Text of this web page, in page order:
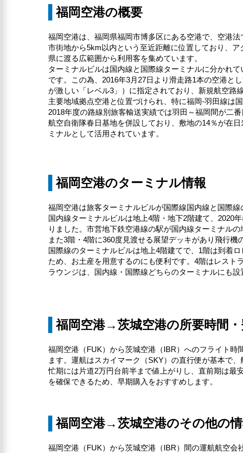
福岡空港の概要
福岡空港は、福岡県福岡市博多区にある空港で、空港
市街地から5km以内という至近距離に位置しており、
県に渡る広範囲から利用客を集めています。
ターミナルビルは国内線と国際線ターミナルに分かれ
です。この為、2016年3月27日より滑走路1本の空港と
が激しい「レベル3」）に指定されており、新規航空路
主要地域拠点空港と位置づけられ、特に福岡-羽田線は
2018年度の路線別旅客輸送実績では羽田～福岡間が二
航空自衛隊春日基地を併設しており、敷地の14％が在
ミナルとして活用されています。
福岡空港のターミナル情報
福岡空港は旅客ターミナルビルが国際線国内線と国際
国内線ターミナルビルは地上4階・地下2階建て、2020
りました。市営地下鉄空港線の駅が国内線ターミナル
また3階・4階に360度見渡せる展望デッキがあり飛行
国際線のターミナルビルは地上4階建てで、1階は到着
ため、お土産を用意するのにも便利です。4階はレスト
ラウンジは、国内線・国際線どちらのターミナルにも設
福岡空港→茨城空港の所要時間・
福岡空港（FUK）から茨城空港（IBR）へのフライト
ます。運航はスカイマーク（SKY）の直行便が基本で
忙期には片道2万円台前半まで値上がりし、直前期は最
を確保できるため、早期購入をおすすめします。
福岡空港→茨城空港のその他の
福岡空港（FUK）から茨城空港（IBR）間の運航航空